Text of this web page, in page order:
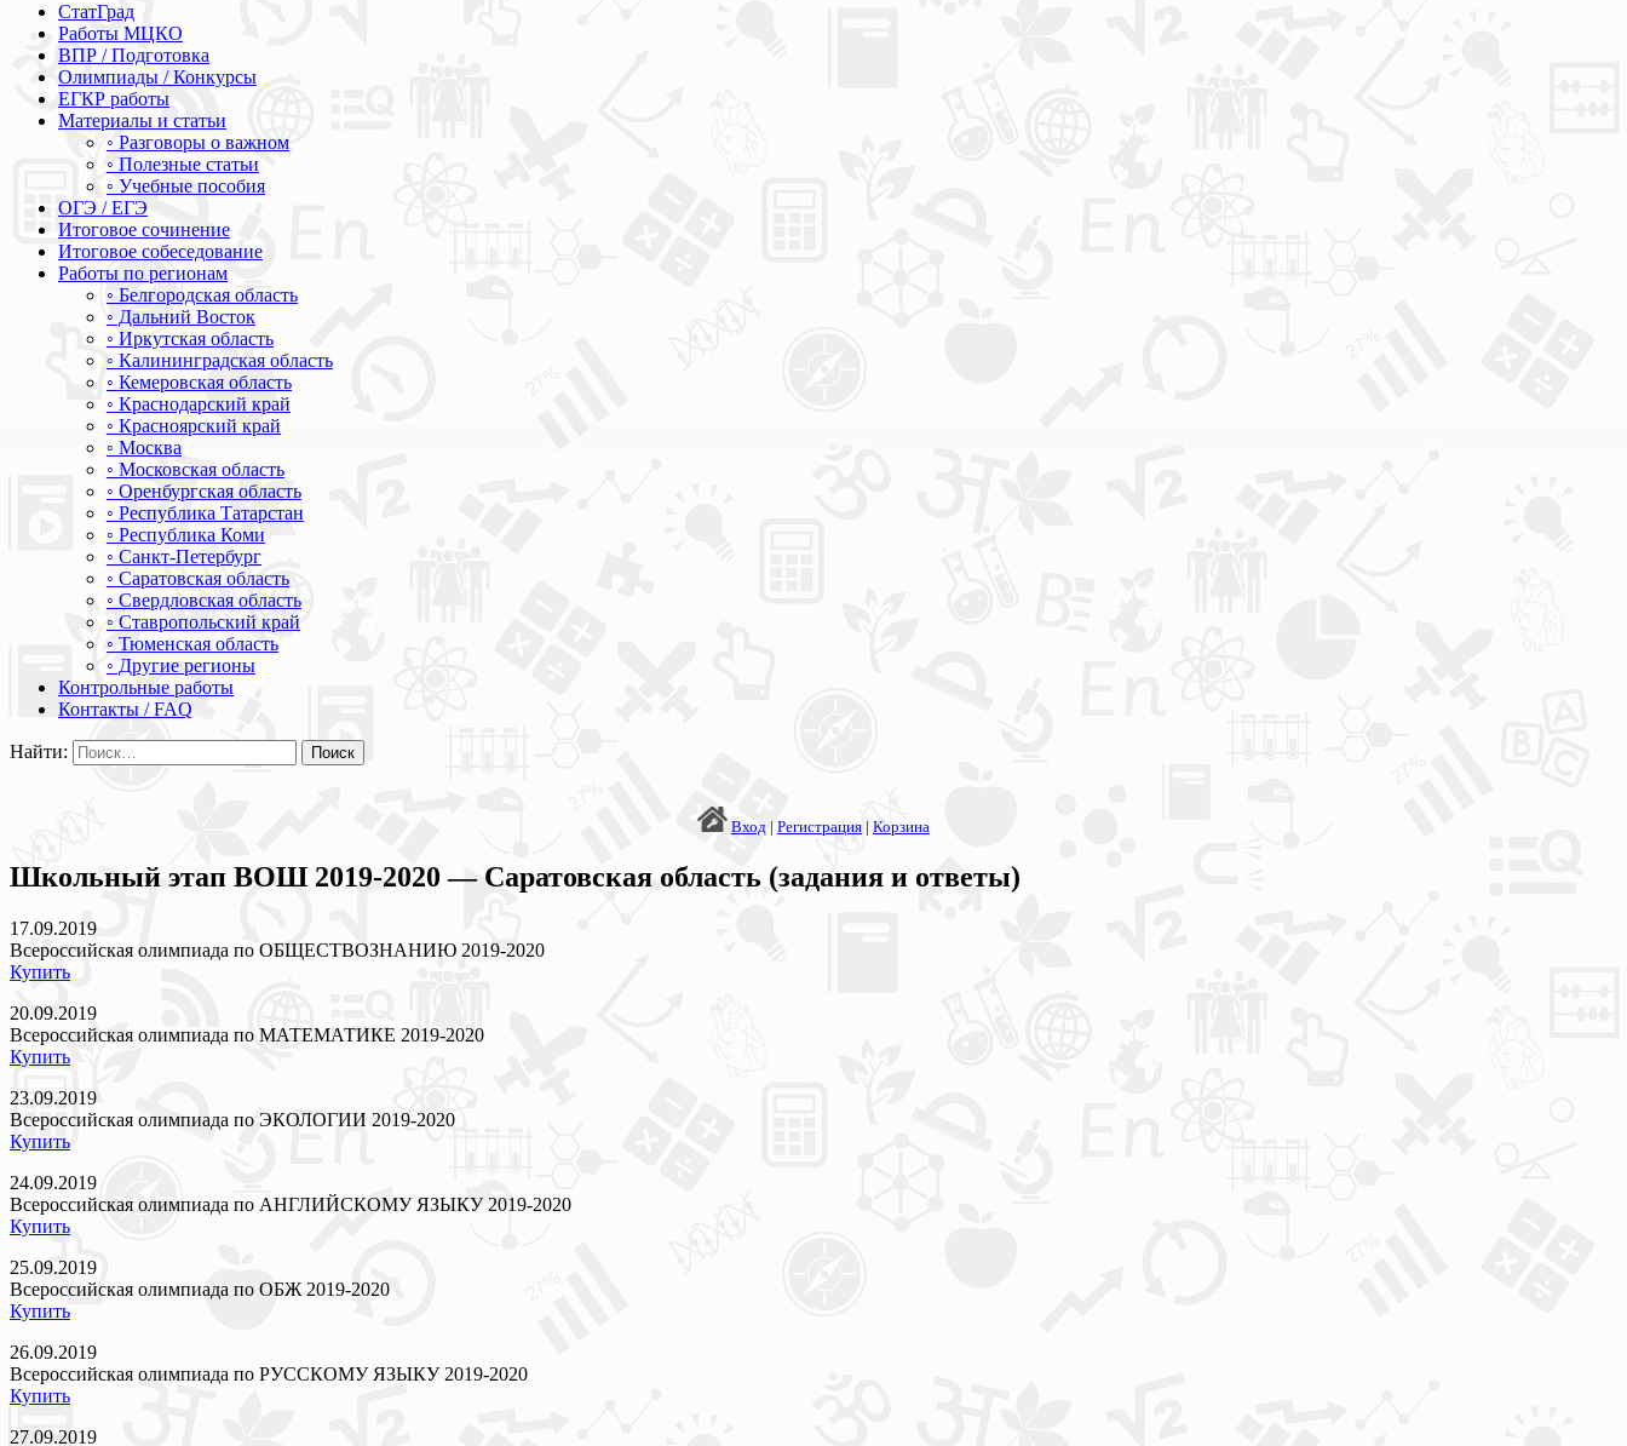
СтатГрад
Работы МЦКО
ВПР / Подготовка
Олимпиады / Конкурсы
ЕГКР работы
Материалы и статьи
◦ Разговоры о важном
◦ Полезные статьи
◦ Учебные пособия
ОГЭ / ЕГЭ
Итоговое сочинение
Итоговое собеседование
Работы по регионам
◦ Белгородская область
◦ Дальний Восток
◦ Иркутская область
◦ Калининградская область
◦ Кемеровская область
◦ Краснодарский край
◦ Красноярский край
◦ Москва
◦ Московская область
◦ Оренбургская область
◦ Республика Татарстан
◦ Республика Коми
◦ Санкт-Петербург
◦ Саратовская область
◦ Свердловская область
◦ Ставропольский край
◦ Тюменская область
◦ Другие регионы
Контрольные работы
Контакты / FAQ
Найти:
Вход | Регистрация | Корзина
Школьный этап ВОШ 2019-2020 — Саратовская область (задания и ответы)
17.09.2019
Всероссийская олимпиада по ОБЩЕСТВОЗНАНИЮ 2019-2020
Купить
20.09.2019
Всероссийская олимпиада по МАТЕМАТИКЕ 2019-2020
Купить
23.09.2019
Всероссийская олимпиада по ЭКОЛОГИИ 2019-2020
Купить
24.09.2019
Всероссийская олимпиада по АНГЛИЙСКОМУ ЯЗЫКУ 2019-2020
Купить
25.09.2019
Всероссийская олимпиада по ОБЖ 2019-2020
Купить
26.09.2019
Всероссийская олимпиада по РУССКОМУ ЯЗЫКУ 2019-2020
Купить
27.09.2019